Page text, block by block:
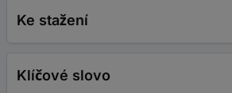
Ke stažení
Klíčové slovo